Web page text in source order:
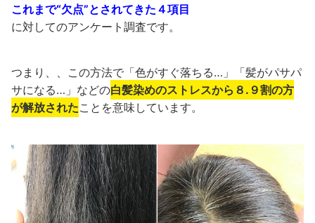
これまで“欠点”とされてきた４項目
に対してのアンケート調査です。
つまり、、この方法で「色がすぐ落ちる…」「髪がパサパ
サになる…」などの白髪染めのストレスから８.９割の方
が解放されたことを意味しています。